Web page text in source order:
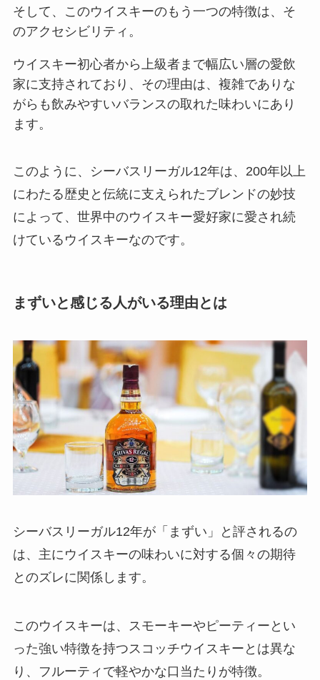
そして、このウイスキーのもう一つの特徴は、そ
のアクセシビリティ。
ウイスキー初心者から上級者まで幅広い層の愛飲
家に支持されており、その理由は、複雑でありな
がらも飲みやすいバランスの取れた味わいにあり
ます。
このように、シーバスリーガル12年は、200年以上
にわたる歴史と伝統に支えられたブレンドの妙技
によって、世界中のウイスキー愛好家に愛され続
けているウイスキーなのです。
まずいと感じる人がいる理由とは
シーバスリーガル12年が「まずい」と評されるの
は、主にウイスキーの味わいに対する個々の期待
とのズレに関係します。
このウイスキーは、スモーキーやピーティーとい
った強い特徴を持つスコッチウイスキーとは異な
り、フルーティで軽やかな口当たりが特徴。